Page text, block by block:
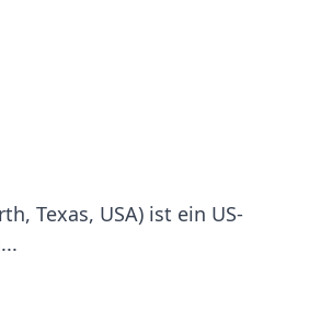
Texas, USA) ist ein US-